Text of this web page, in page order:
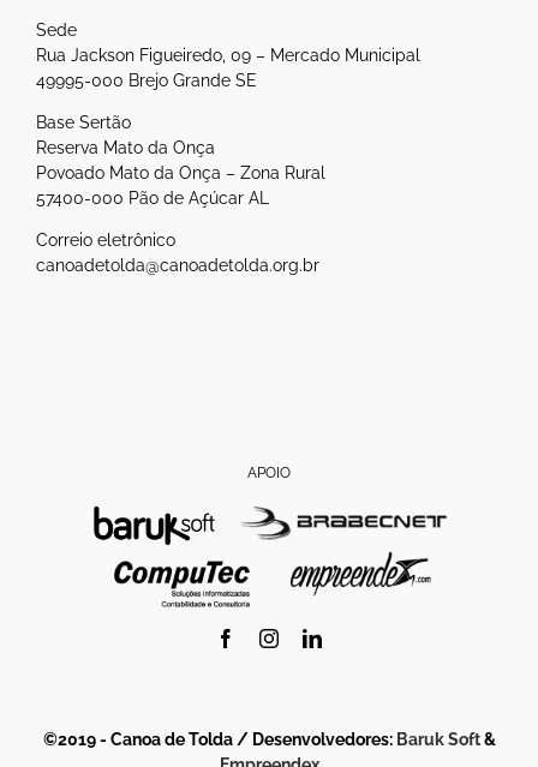
Sede
Rua Jackson Figueiredo, 09 – Mercado Municipal
49995-000 Brejo Grande SE
Base Sertão
Reserva Mato da Onça
Povoado Mato da Onça – Zona Rural
57400-000 Pão de Açúcar AL
Correio eletrônico
canoadetolda@canoadetolda.org.br
APOIO
FacebookInstagramLinkedIn
©2019 - Canoa de Tolda / Desenvolvedores: Baruk Soft&